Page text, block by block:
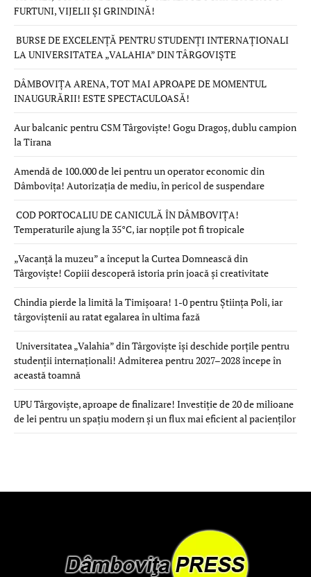
FURTUNI, VIJELII ȘI GRINDINĂ!
BURSE DE EXCELENȚĂ PENTRU STUDENȚI INTERNAȚIONALI
LA UNIVERSITATEA „VALAHIA” DIN TÂRGOVIȘTE
DÂMBOVIȚA ARENA, TOT MAI APROAPE DE MOMENTUL
INAUGURĂRII! ESTE SPECTACULOASĂ!
Aur balcanic pentru CSM Târgoviște! Gogu Dragoș, dublu campion
la Tirana
Amendă de 100.000 de lei pentru un operator economic din
Dâmbovița! Autorizația de mediu, în pericol de suspendare
COD PORTOCALIU DE CANICULĂ ÎN DÂMBOVIȚA!
Temperaturile ajung la 35°C, iar nopțile pot fi tropicale
„Vacanță la muzeu” a început la Curtea Domnească din
Târgoviște! Copiii descoperă istoria prin joacă și creativitate
Chindia pierde la limită la Timișoara! 1-0 pentru Știința Poli, iar
târgoviștenii au ratat egalarea în ultima fază
Universitatea „Valahia” din Târgoviște își deschide porțile pentru
studenții internaționali! Admiterea pentru 2027–2028 începe în
această toamnă
UPU Târgoviște, aproape de finalizare! Investiție de 20 de milioane
de lei pentru un spațiu modern și un flux mai eficient al pacienților